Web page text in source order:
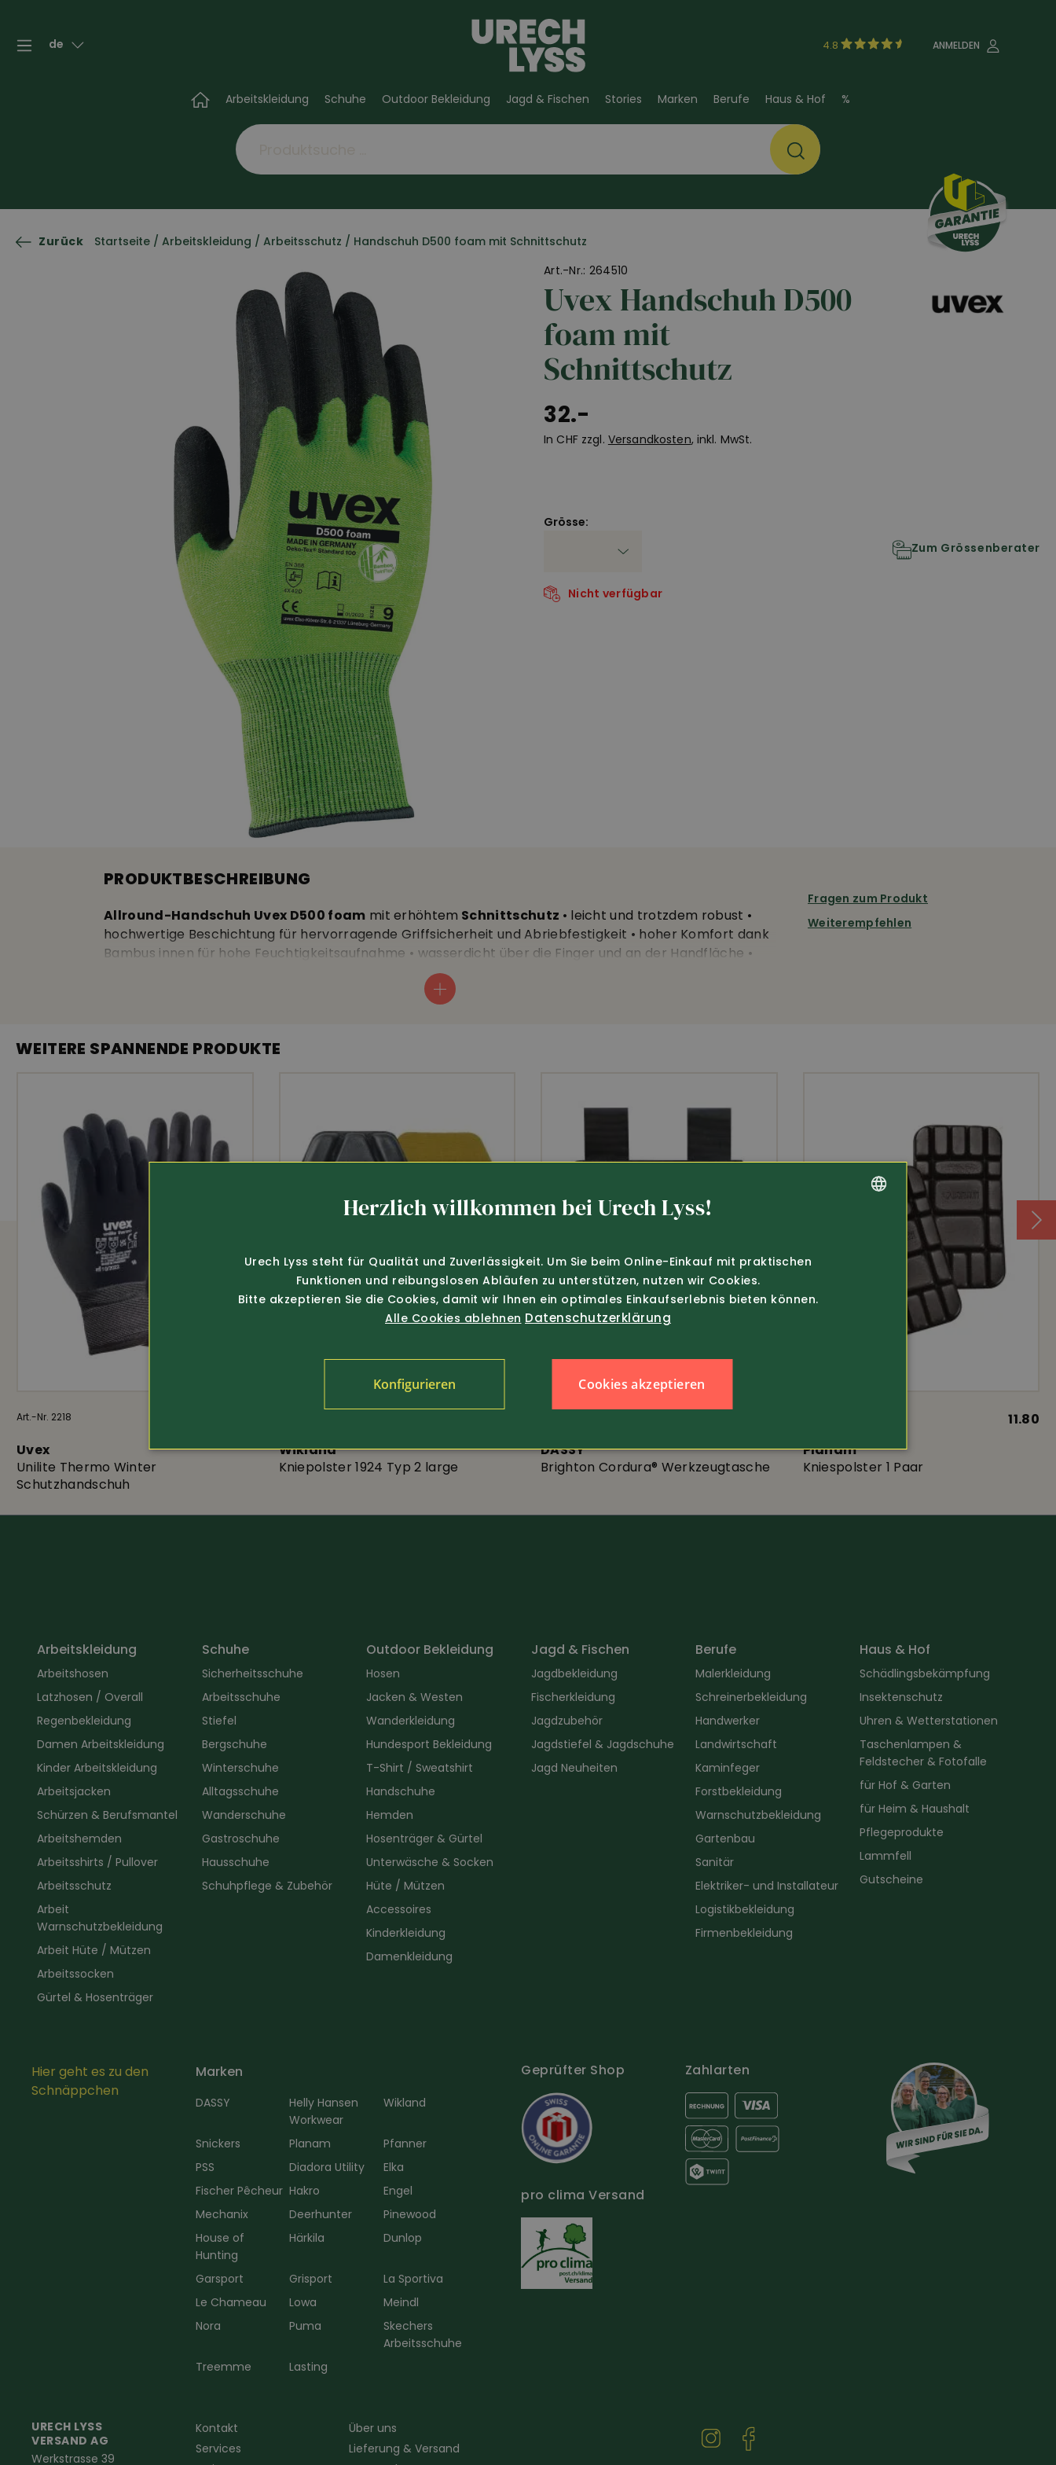
de 4.8 ANMELDEN
Arbeitskleidung Schuhe Outdoor Bekleidung Jagd & Fischen Stories Marken Berufe Haus & Hof %
Zurück Startseite / Arbeitskleidung / Arbeitsschutz / Handschuh D500 foam mit Schnittschutz
Art.-Nr.: 264510
Uvex Handschuh D500
foam mit
Schnittschutz
32.-
In CHF zzgl. Versandkosten, inkl. MwSt.
Grösse:
Zum Grössenberater
Nicht verfügbar
PRODUKTBESCHREIBUNG
Allround-Handschuh Uvex D500 foam mit erhöhtem Schnittschutz • leicht und trotzdem robust •
hochwertige Beschichtung für hervorragende Griffsicherheit und Abriebfestigkeit • hoher Komfort dank
Bambus innen für hohe Feuchtigkeitsaufnahme • wasserdicht über die Finger und an der Handfläche •
Schnittschutz
Leicht und robust Hervorragende Griffsicherheit
Sehr gute Passform
Fragen zum Produkt
Weiterempfehlen
WEITERE SPANNENDE PRODUKTE
Art.-Nr. 2218
Uvex
Unilite Thermo Winter
Schutzhandschuh
Wikland
Kniepolster 1924 Typ 2 large
DASSY
Brighton Cordura® Werkzeugtasche
11.80
Planam
Kniespolster 1 Paar
Arbeitskleidung
Arbeitshosen
Latzhosen / Overall
Regenbekleidung
Damen Arbeitskleidung
Kinder Arbeitskleidung
Arbeitsjacken
Schürzen & Berufsmantel
Arbeitshemden
Arbeitsshirts / Pullover
Arbeitsschutz
Arbeit
Warnschutzbekleidung
Arbeit Hüte / Mützen
Arbeitssocken
Gürtel & Hosenträger
Schuhe
Sicherheitsschuhe
Arbeitsschuhe
Stiefel
Bergschuhe
Winterschuhe
Alltagsschuhe
Wanderschuhe
Gastroschuhe
Hausschuhe
Schuhpflege & Zubehör
Outdoor Bekleidung
Hosen
Jacken & Westen
Wanderkleidung
Hundesport Bekleidung
T-Shirt / Sweatshirt
Handschuhe
Hemden
Hosenträger & Gürtel
Unterwäsche & Socken
Hüte / Mützen
Accessoires
Kinderkleidung
Damenkleidung
Jagd & Fischen
Jagdbekleidung
Fischerkleidung
Jagdzubehör
Jagdstiefel & Jagdschuhe
Jagd Neuheiten
Berufe
Malerkleidung
Schreinerbekleidung
Handwerker
Landwirtschaft
Kaminfeger
Forstbekleidung
Warnschutzbekleidung
Gartenbau
Sanitär
Elektriker- und Installateur
Logistikbekleidung
Firmenbekleidung
Haus & Hof
Schädlingsbekämpfung
Insektenschutz
Uhren & Wetterstationen
Taschenlampen &
Feldstecher & Fotofalle
für Hof & Garten
für Heim & Haushalt
Pflegeprodukte
Lammfell
Gutscheine
Hier geht es zu den
Schnäppchen
Marken
DASSY
Helly Hansen
Workwear
Wikland
Snickers Planam
Pfanner
PSS
Diadora Utility
Elka
Fischer Pêcheur Hakro
Engel
Mechanix
Deerhunter
Pinewood
House of
Hunting
Härkila Dunlop
Garsport Grisport
La Sportiva
Le Chameau
Lowa
Meindl
Nora
Puma
Skechers
Arbeitsschuhe
Treemme
Lasting
Geprüfter Shop
pro clima Versand
Zahlarten
URECH LYSS
VERSAND AG
Werkstrasse 39
Kontakt
Über uns
Services
Lieferung & Versand
Herzlich willkommen bei Urech Lyss!
Urech Lyss steht für Qualität und Zuverlässigkeit. Um Sie beim Online-Einkauf mit praktischen
Funktionen und reibungslosen Abläufen zu unterstützen, nutzen wir Cookies.
Bitte akzeptieren Sie die Cookies, damit wir Ihnen ein optimales Einkaufserlebnis bieten können.
Alle Cookies ablehnen Datenschutzerklärung
Cookies akzeptieren
Konfigurieren